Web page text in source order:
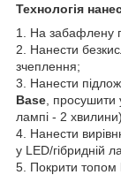
Технологія
1. На забафлену
2. Нанести
зчеплення;
3. Нанести
Base ,
лампі - 2
4. Нанести
у LED/гібридній
5. Покрити топом